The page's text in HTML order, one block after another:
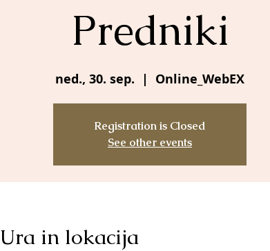
Predniki
ned., 30. sep.
  |
Online_WebEX
Registration is Closed
See other events
Ura in lokacija